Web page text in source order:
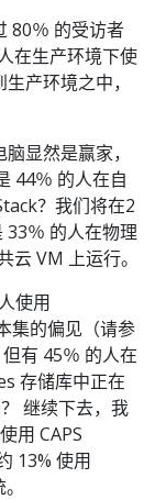
80％ 的受访者
在生产环境下使
产环境之中，
显然是赢家，
44％ 的人在自
？我们将在2
33％ 的人在物理
云 VM 上运行。
使用
集的偏见（请参
有 45％ 的人在
存储库中正在
继续下去，我
用 CAPS
13% 使用